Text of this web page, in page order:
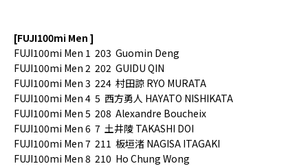
[FUJI100mi Men ]
FUJI100mi Men 1 203 Guomin Deng
FUJI100mi Men 2 202 GUIDU QIN
FUJI100mi Men 3 224 村田諒 RYO MURATA
FUJI100mi Men 4 5 西方勇人 HAYATO NISHIKATA
FUJI100mi Men 5 208 Alexandre Boucheix
FUJI100mi Men 6 7 土井陵 TAKASHI DOI
FUJI100mi Men 7 211 板垣渚 NAGISA ITAGAKI
FUJI100mi Men 8 210 Ho Chung Wong